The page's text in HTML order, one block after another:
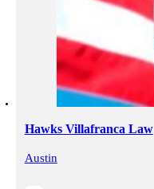
Hawks Villafranca Law
Austin